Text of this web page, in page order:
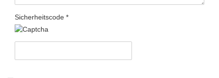
Sicherheitscode